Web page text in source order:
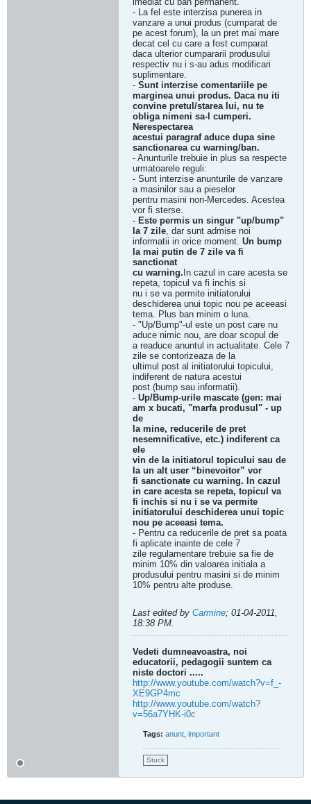
- La fel este interzisa punerea in
vanzare a unui produs (cumparat de
pe acest forum), la un pret mai mare
decat cel cu care a fost cumparat
daca ulterior cumpararii produsului
respectiv nu i s-au adus modificari
suplimentare.
- Sunt interzise comentariile pe
marginea unui produs. Daca nu iti
convine pretul/starea lui, nu te
obliga nimeni sa-l cumperi.
Nerespectarea
acestui paragraf aduce dupa sine
sanctionarea cu warning/ban.
- Anunturile trebuie in plus sa respecte
urmatoarele reguli:
- Sunt interzise anunturile de vanzare
a masinilor sau a pieselor
pentru masini non-Mercedes. Acestea
vor fi sterse.
- Este permis un singur "up/bump"
la 7 zile, dar sunt admise noi
informatii in orice moment. Un bump
la mai putin de 7 zile va fi
sanctionat
cu warning. In cazul in care acesta se
repeta, topicul va fi inchis si
nu i se va permite initiatorului
deschiderea unui topic nou pe aceeasi
tema. Plus ban minim o luna.
- "Up/Bump"-ul este un post care nu
aduce nimic nou, are doar scopul de
a readuce anuntul in actualitate. Cele 7
zile se contorizeaza de la
ultimul post al initiatorului topicului,
indiferent de natura acestui
post (bump sau informatii).
- Up/Bump-urile mascate (gen: mai
am x bucati, "marfa produsul" - up
de
la mine, reducerile de pret
nesemnificative, etc.) indiferent ca
ele
vin de la initiatorul topicului sau de
la un alt user “binevoitor” vor
fi sanctionate cu warning. In cazul
in care acesta se repeta, topicul va
fi inchis si nu i se va permite
initiatorului deschiderea unui topic
nou pe aceeasi tema.
- Pentru ca reducerile de pret sa poata
fi aplicate inainte de cele 7
zile regulamentare trebuie sa fie de
minim 10% din valoarea initiala a
produsului pentru masini si de minim
10% pentru alte produse.
Last edited by Carmine; 01-04-2011,
18:38 PM.
Vedeti dumneavoastra, noi
educatorii, pedagogii suntem ca
niste doctori .....
http://www.youtube.com/watch?v=f_-
XE9GP4mc
http://www.youtube.com/watch?
v=56a7YHK-i0c
Tags: anunt important
Stuck